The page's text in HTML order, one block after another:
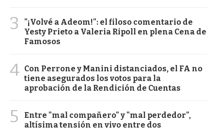
3
"¡Volvé a Adeom!": el filoso comentario de
Yesty Prieto a Valeria Ripoll en plena Cena de
Famosos
4 Con Perrone y Manini distanciados, el FA no
tiene asegurados los votos para la
aprobación de la Rendición de Cuentas
5
Entre "mal compañero" y "mal perdedor",
altísima tensión en vivo entre dos